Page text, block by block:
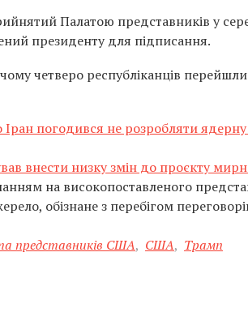
Палатою представників у
президенту для підписання.
четверо республіканців перейшли
погодився не розробляти
внести низку змін до проєкту
на високопоставленого
обізнане з перебігом
представників США, США, Трамп